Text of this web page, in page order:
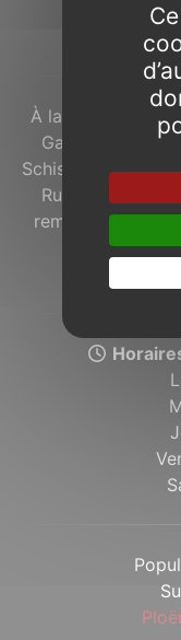
À la lisière de la
Gallo, le bourg
Schiste Rouge est
Rural de
remarquable, le
depuis